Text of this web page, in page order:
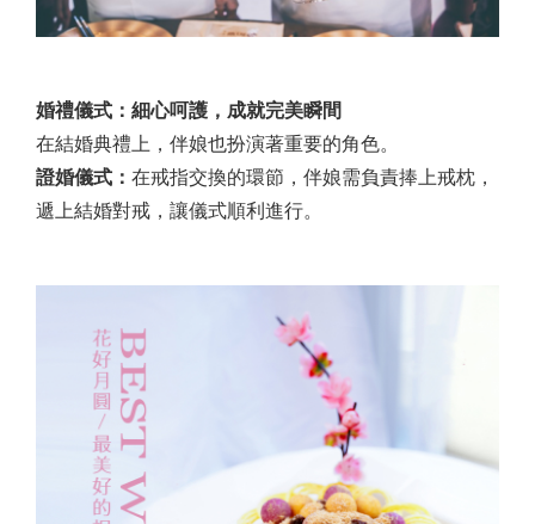
婚禮儀式：細心呵護，成就完美瞬間
在結婚典禮上，伴娘也扮演著重要的角色。
證婚儀式： 在戒指交換的環節，伴娘需負責捧上戒枕，
遞上結婚對戒，讓儀式順利進行。